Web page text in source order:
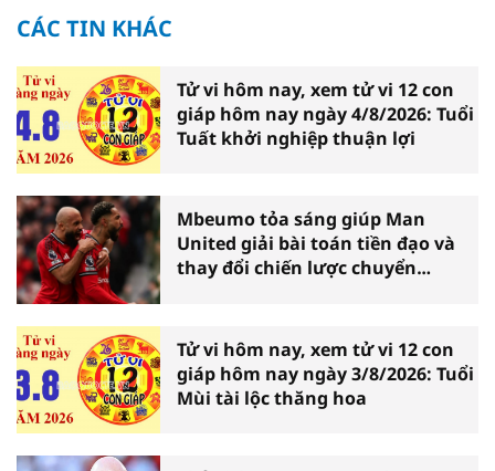
CÁC TIN KHÁC
Tử vi hôm nay, xem tử vi 12 con
giáp hôm nay ngày 4/8/2026: Tuổi
Tuất khởi nghiệp thuận lợi
Mbeumo tỏa sáng giúp Man
United giải bài toán tiền đạo và
thay đổi chiến lược chuyển
Tử vi hôm nay, xem tử vi 12 con
giáp hôm nay ngày 3/8/2026: Tuổi
Mùi tài lộc thăng hoa